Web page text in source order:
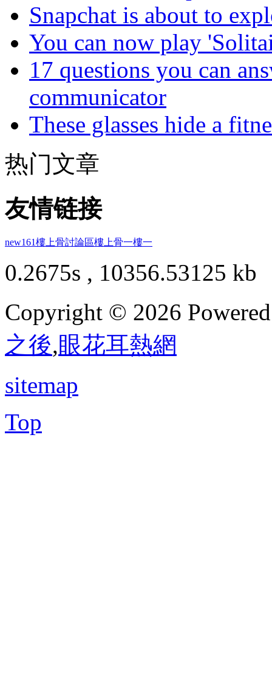
Snapchat is about to
You can now play
17 questions you can
communicator
These glasses hide a
热门文章
友情链接
new161樓上骨討論區樓上骨一樓一
0.2675s , 10356.53125 kb
Copyright © 2026
之後,眼花耳熱網
sitemap
Top